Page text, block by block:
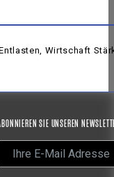
Wirtschaft
SIE UNSEREN